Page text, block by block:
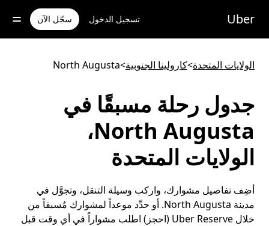
للوصول
المحتوى
Uber تسجيل الدخول سجّل الآن
الولايات المتحدة>كارولينا الجنوبية>
North Augusta
جدول رحلة مسبقًا في
North Augusta،
الولايات المتحدة
أضِف تفاصيل مشوارك، واركب وسيلة التنقل، وتجوَّل في
مدينة North Augusta. أو حدِّد موعداً لمشوارك مُسبقاً من
خلال Uber Reserve (احجز) اطلب مشواراً في أي وقت قبل